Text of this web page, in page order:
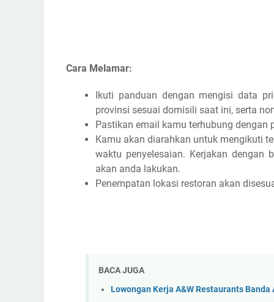
Cara Melamar:
Ikuti panduan dengan mengisi data
provinsi sesuai domisili saat ini, serta
Pastikan email kamu terhubung dengan
Kamu akan diarahkan untuk mengikuti
waktu penyelesaian. Kerjakan dengan
akan anda lakukan.
Penempatan lokasi restoran akan
BACA JUGA
Lowongan Kerja A&W Restaurants Banda